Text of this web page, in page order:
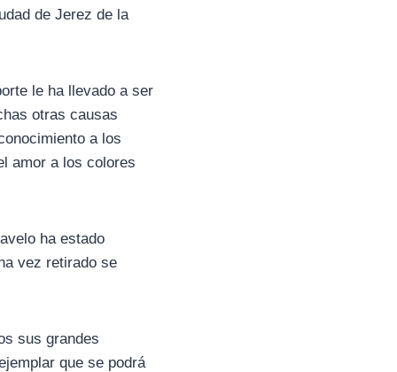
de Jerez de la
le ha llevado a ser
otras causas
a los
amor a los colores
ha estado
vez retirado se
sus grandes
que se podrá